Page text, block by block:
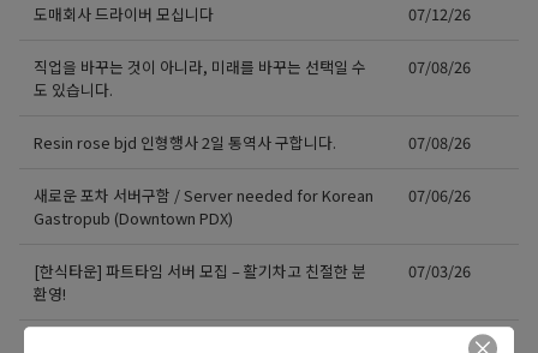
도매회사 드라이버 모십니다 07/12/26
직업을 바꾸는 것이 아니라, 미래를 바꾸는 선택일 수
도 있습니다.
07/08/26
Resin rose bjd 인형행사 2일 통역사 구합니다. 07/08/26
새로운 포차 서버구함 / Server needed for Korean
Gastropub (Downtown PDX)
07/06/26
[한식타운] 파트타임 서버 모집 – 활기차고 친절한 분
환영!
07/03/26
07/02/26